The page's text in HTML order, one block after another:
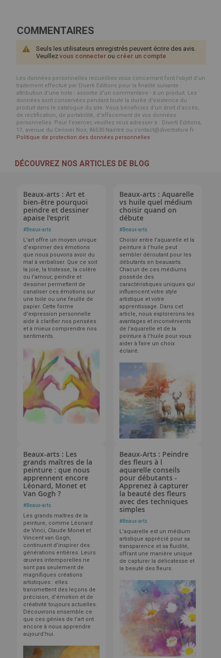
COMMENTAIRES
Seuls les utilisateurs enregistrés peuvent écrire des avis.
Veuillez vous connecter ou créer un compte
Les données personnelles recueillies vous concernant font l’objet d’un
traitement effectué par Diverti Editions pour la finalité suivante :
attribution d'une note - assortie d'un commentaire - à un produit. Les
données sont conservées pendant toute la durée d'existence du
produit dans le catalogue du site. Vous bénéficiez d’un droit d’accès,
de rectification, de portabilité, d’effacement de vos données
personnelles. Pour l’exercer, veuillez vous adresser à : Diverti Editions,
17, avenue du Cerisier Noir, 86530 Naintré ou contact@divertistore.fr.
Politique de protection des données personnelles
DÉCOUVREZ NOS ARTICLES DE BLOG
Beaux-arts : Art et
bien-être pourquoi
peindre et dessiner
apaise l'esprit
#Beaux-arts
L'art offre un moyen unique
d'exprimer des émotions
que nous pouvons avoir du
mal à verbaliser. Que ce soit
la joie, la tristesse, la colère
ou l'amour, peindre et
dessiner permettent de
canaliser ces émotions sur
une toile ou une feuille de
papier. Cette forme
d'expression personnelle
aide à clarifier nos pensées
et à mieux comprendre nos
sentiments.
Beaux-arts : Aquarelle
vs huile quel médium
choisir quand on
débute
#Beaux-arts
Choisir entre l'aquarelle et la
peinture à l'huile peut
sembler déroutant pour les
débutants en beauxarts.
Chacun de ces médiums
possède des
caractéristiques uniques qui
influencent votre style
artistique et votre
apprentissage. Dans cet
article, nous explorerons les
avantages et inconvénients
de l'aquarelle et de la
peinture à l'huile pour vous
aider à faire un choix
éclairé.
Beaux-arts : Les
grands maîtres de la
peinture : que nous
apprennent encore
Léonard, Monet et
Van Gogh ?
#Beaux-arts
Les grands maîtres de la
peinture, comme Léonard
de Vinci, Claude Monet et
Vincent van Gogh,
continuent d’inspirer des
générations entières. Leurs
œuvres intemporelles ne
sont pas seulement de
magnifiques créations
artistiques : elles
transmettent des leçons de
précision, d’émotion et de
créativité toujours actuelles.
Découvrons ensemble ce
que ces génies de l’art ont
encore à nous apprendre
aujourd’hui.
Beaux-Arts : Peindre
des fleurs à l
aquarelle conseils
pour débutants -
Apprenez à capturer
la beauté des fleurs
avec des techniques
simples
#Beaux-arts
L'aquarelle est un médium
artistique apprécié pour sa
transparence et sa fluidité,
offrant une manière unique
de capturer la délicatesse et
la beauté des fleurs.